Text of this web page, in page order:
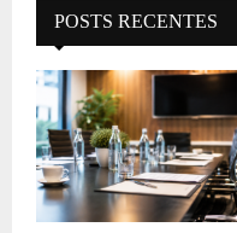
POSTS RECENTES